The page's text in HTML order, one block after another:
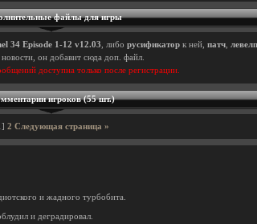
файлы для игры
34 Episode 1-12 v12.03 , либо русификаторк ней, патч,
он добавит сюда доп. файл.
доступна только после регистрации.
игроков (55 шт.)
2 Следующая страница »
и жадного турбобита.
и деградировал.